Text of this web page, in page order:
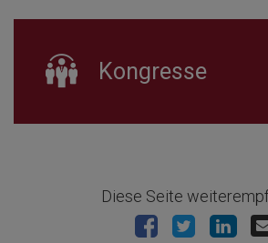
Kongresse
Diese Seite